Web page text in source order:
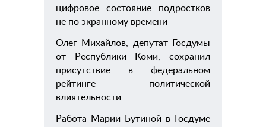
цифровое состояние подростков
не по экранному времени
Олег Михайлов, депутат Госдумы
от Республики Коми, сохранил
присутствие в федеральном
рейтинге политической
влиятельности
Работа Марии Бутиной в Госдуме